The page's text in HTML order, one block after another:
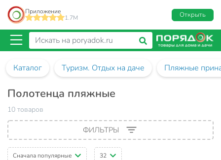
Приложение
1.7M
Открыть
Каталог Туризм. Отдых на даче Пляжные
Полотенца пляжные
10 товаров
ФИЛЬТРЫ
Сначала популярные 32